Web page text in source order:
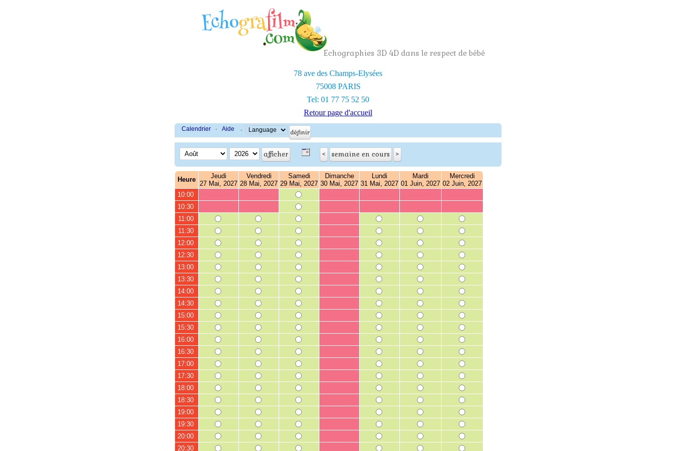
Echographies 3D 4D dans le respect de bébé
78 ave des Champs-Elysées
75008 PARIS
Tel: 01 77 75 52 50
Retour page d'accueil
Calendrier · Aide ·
Heure
Jeudi
27 Mai, 2027
Vendredi
28 Mai, 2027
Samedi
29 Mai, 2027
Dimanche
30 Mai, 2027
Lundi
31 Mai, 2027
Mardi
01 Juin, 2027
Mercredi
02 Juin, 2027
10:00
10:30
11:00
11:30
12:00
12:30
13:00
13:30
14:00
14:30
15:00
15:30
16:00
16:30
17:00
17:30
18:00
18:30
19:00
19:30
20:00
20:30